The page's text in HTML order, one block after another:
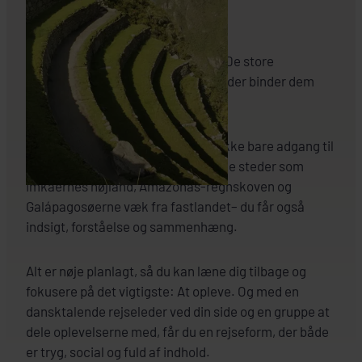
Dig, der ønsker at opleve det hele. De store
højdepunkter og de små øjeblikke, der binder dem
sammen.
En rundrejse som denne giver dig ikke bare adgang til
nogle af Sydamerikas mest ikoniske steder som
imkaernes højland, Amazonas-regnskoven og
Galápagosøerne væk fra fastlandet– du får også
indsigt, forståelse og sammenhæng.
Alt er nøje planlagt, så du kan læne dig tilbage og
fokusere på det vigtigste: At opleve. Og med en
dansktalende rejseleder ved din side og en gruppe at
dele oplevelserne med, får du en rejseform, der både
er tryg, social og fuld af indhold.